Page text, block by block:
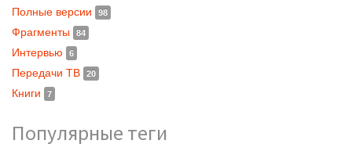
Полные версии 98
Фрагменты 84
Интервью 6
Передачи ТВ 20
Книги 7
Популярные теги